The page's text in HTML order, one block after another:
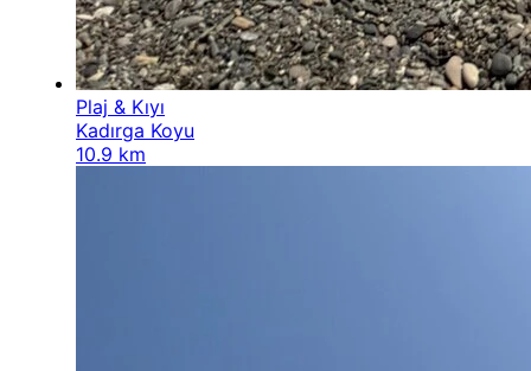
Plaj & Kıyı
Kadırga Koyu
10.9 km